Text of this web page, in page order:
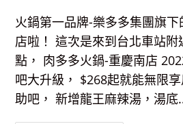
您
吃
過
嗎？
火鍋第一品牌-樂多多集團旗
店啦！ 這次是來到台北車站
點， 肉多多火鍋-重慶南店
吧大升級， $268起就能無限
助吧， 新增龍王麻辣湯，湯底